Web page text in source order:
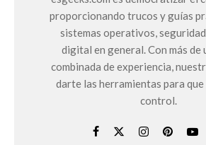
proporcionando trucos y guías
sistemas operativos,
digital en general. Con más de
combinada de experiencia,
darte las herramientas para
control.